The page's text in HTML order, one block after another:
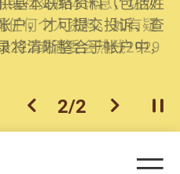
任何个人资料。如有疑
或消委会热线2929
户，才可提交投诉、查
将清晰整合于帐户中，
上一个
2/2 下一个开
目